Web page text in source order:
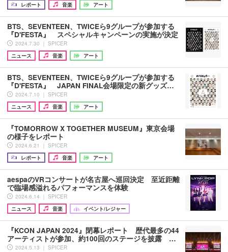
レポート 音楽 アート
BTS、SEVENTEEN、TWICEら9グループが参加する
『D'FESTA』 スペシャルキャンペーンの実施が決定
2024.7.30 ｜ SPICER
ニュース
音楽 アート
BTS、SEVENTEEN、TWICEら9グループが参加する
『D'FESTA』 JAPAN FINAL会場限定の新グッズ…
2024.7.10 ｜ SPICER
ニュース
音楽 アート
『TOMORROW X TOGETHER MUSEUM』東京会場
の様子をレポート
2024.6.21 ｜ SPICER
レポート
音楽 アート
aespaのVRコンサートが名古屋へ巡回決定 至近距離
で臨場感溢れるパフォーマンスを体験
2024.6.14 ｜ SPICER
ニュース
音楽 イベント/レジャー
『KCON JAPAN 2024』閉幕レポート 歴代最多の44
アーティストが参加、約100回のステージを披露 …
2024.5.13 ｜ SPICER